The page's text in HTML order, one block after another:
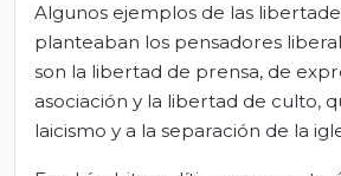
Algunos ejemplos de las
planteaban los pensadores
son la libertad de prensa, de
asociación y la libertad de culto,
laicismo y a la separación de la